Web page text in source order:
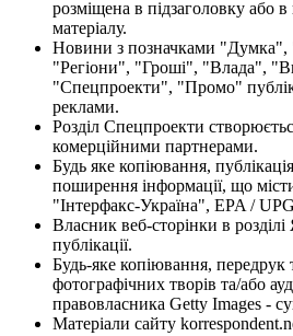
розміщена в підзаголовку або
матеріалу.
Новини з позначками "Думка",
"Регіони", "Гроші", "Влада",
"Спецпроекти", "Промо"
реклами.
Розділ Спецпроекти
комерційними партнерами.
Будь яке копіювання,
поширення інформації, що
"Інтерфакс-Україна", EPA /
Власник веб-сторінки в
публікації.
Будь-яке копіювання, передрук
фотографічних творів та/або
правовласника Getty Images -
Матеріали сайту